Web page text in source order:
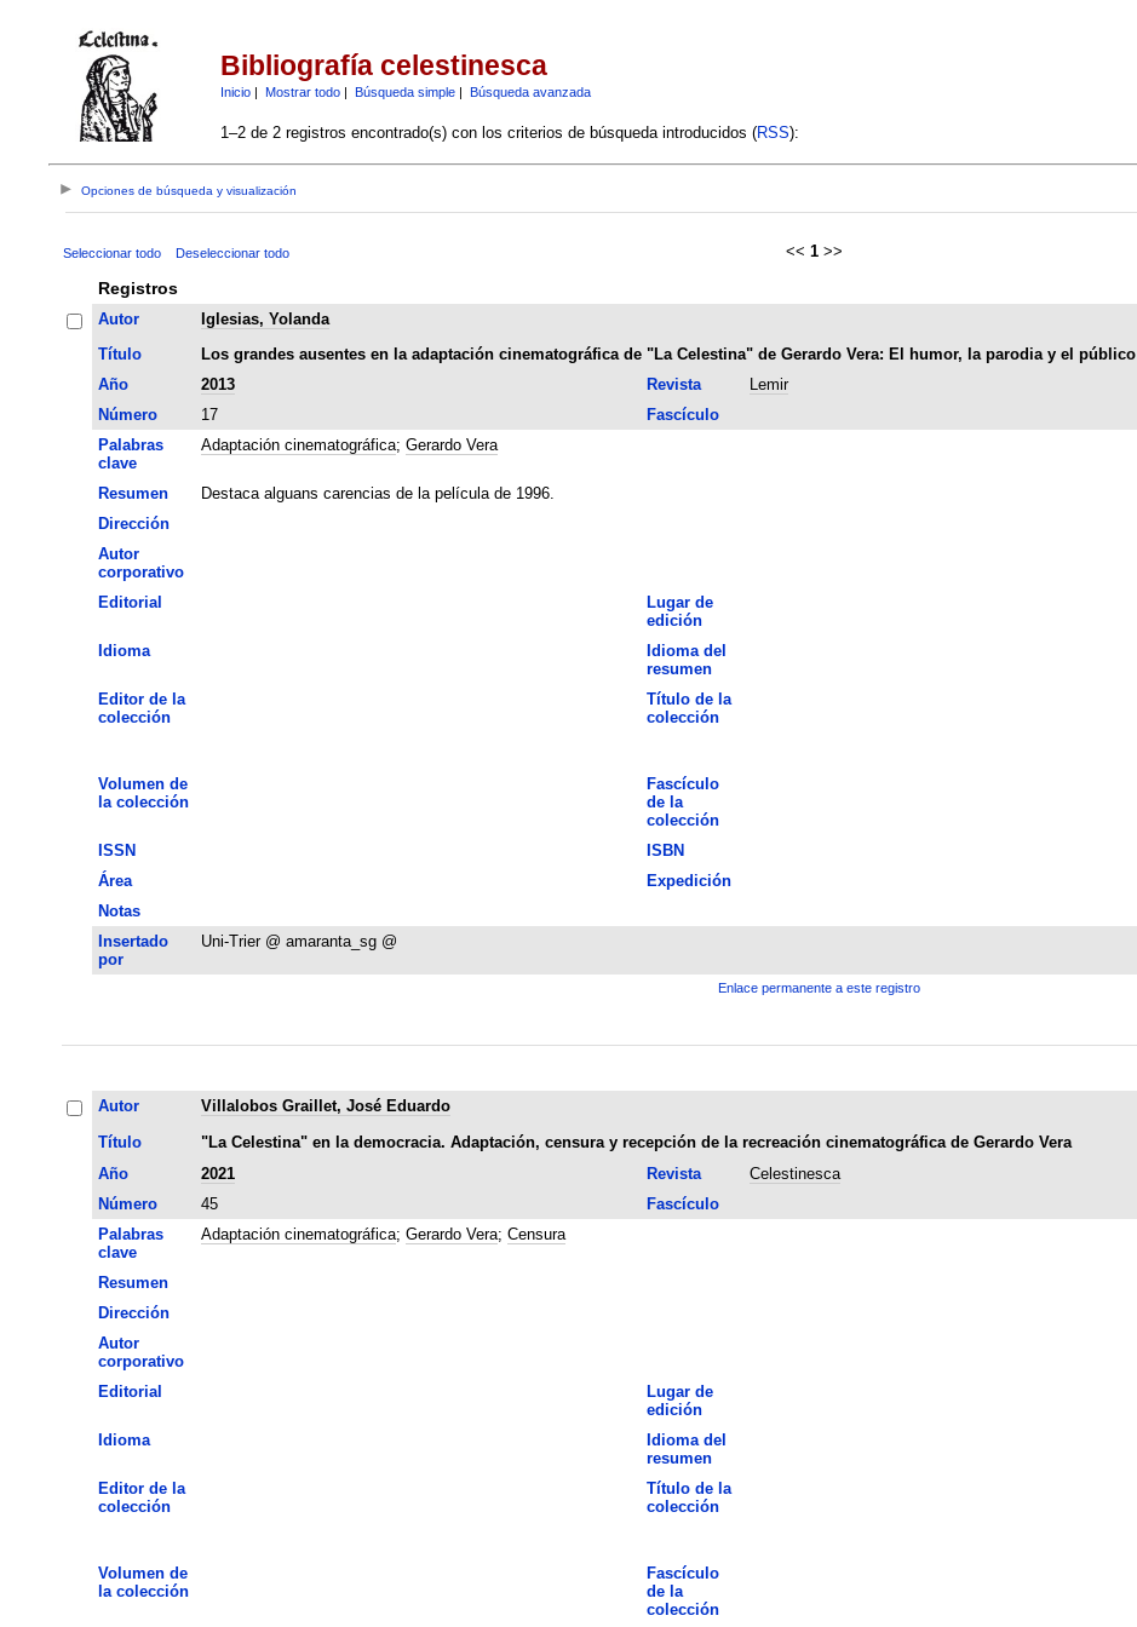
Bibliografía celestinesca
Inicio| Mostrar todo| Búsqueda simple| Búsqueda avanzada
1–2 de 2 registros encontrado(s) con los criterios de búsqueda introducidos (RSS):
Opciones de búsqueda y visualización
Seleccionar todo Deseleccionar todo << 1 >>
Registros
Autor
Iglesias, Yolanda
Título
Los grandes ausentes en la adaptación cinematográfica de "La Celestina" de Gerardo Vera: El humor, la parodia y el público
Año
2013 Revista Lemir
Número
17 Fascículo
Palabras
clave
Adaptación cinematográfica; Gerardo Vera
Resumen
Destaca alguans carencias de la película de 1996.
Dirección
Autor
corporativo
Editorial
Lugar de
edición
Idioma
Idioma del
resumen
Editor de la
colección
Título de la
colección
Volumen de
la colección
Fascículo
de la
colección
ISSN ISBN
Área
Expedición
Notas
Insertado
por
Uni-Trier @ amaranta_sg @
Enlace permanente a este registro
Autor
Villalobos Graillet, José Eduardo
Título
"La Celestina" en la democracia. Adaptación, censura y recepción de la recreación cinematográfica de Gerardo Vera
Año
2021 Revista Celestinesca
Número
45 Fascículo
Palabras
clave
Adaptación cinematográfica; Gerardo Vera; Censura
Resumen
Dirección
Autor
corporativo
Editorial
Lugar de
edición
Idioma
Idioma del
resumen
Editor de la
colección
Título de la
colección
Volumen de
la colección
Fascículo
de la
colección